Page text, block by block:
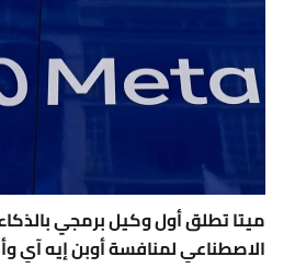
ميتا تطلق أول وكيل برمجي
الاصطناعي لمنافسة أوبن إيه آي